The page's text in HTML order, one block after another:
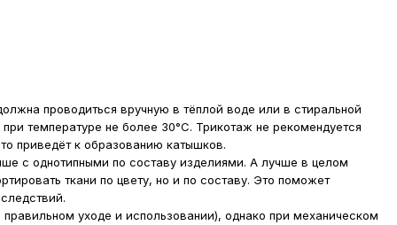
проводиться вручную в тёплой воде или в стиральной
температуре не более 30°С. Трикотаж не рекомендуется
приведёт к образованию катышков.
с однотипными по составу изделиями. А лучше в целом
ткани по цвету, но и по составу. Это поможет
уходе и использовании), однако при механическом